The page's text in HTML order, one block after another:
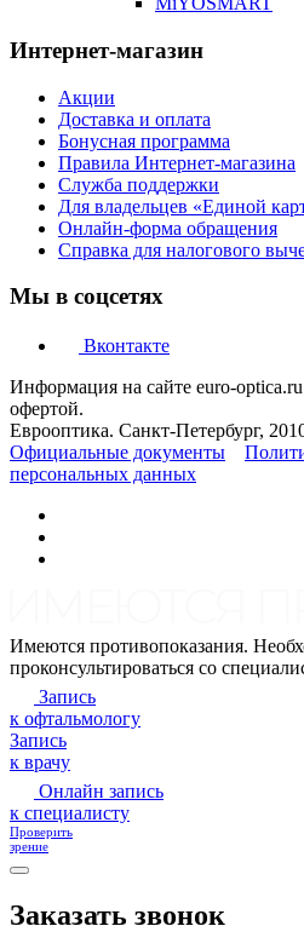
Интернет-магазин
Акции
Доставка и оплата
Бонусная программа
Правила Интернет-магазина
Служба поддержки
Для владельцев «Единой
Онлайн-форма обращения
Справка для налогового
Мы в соцсетях
Вконтакте
Информация на сайте euro-
офертой.
Еврооптика. Санкт-Петербург,
Официальные документы
персональных данных
Имеются противопоказания.
проконсультироваться со
Запись
к офтальмологу
Запись
к врачу
Онлайн запись
к специалисту
Проверить
зрение
Заказать звонок